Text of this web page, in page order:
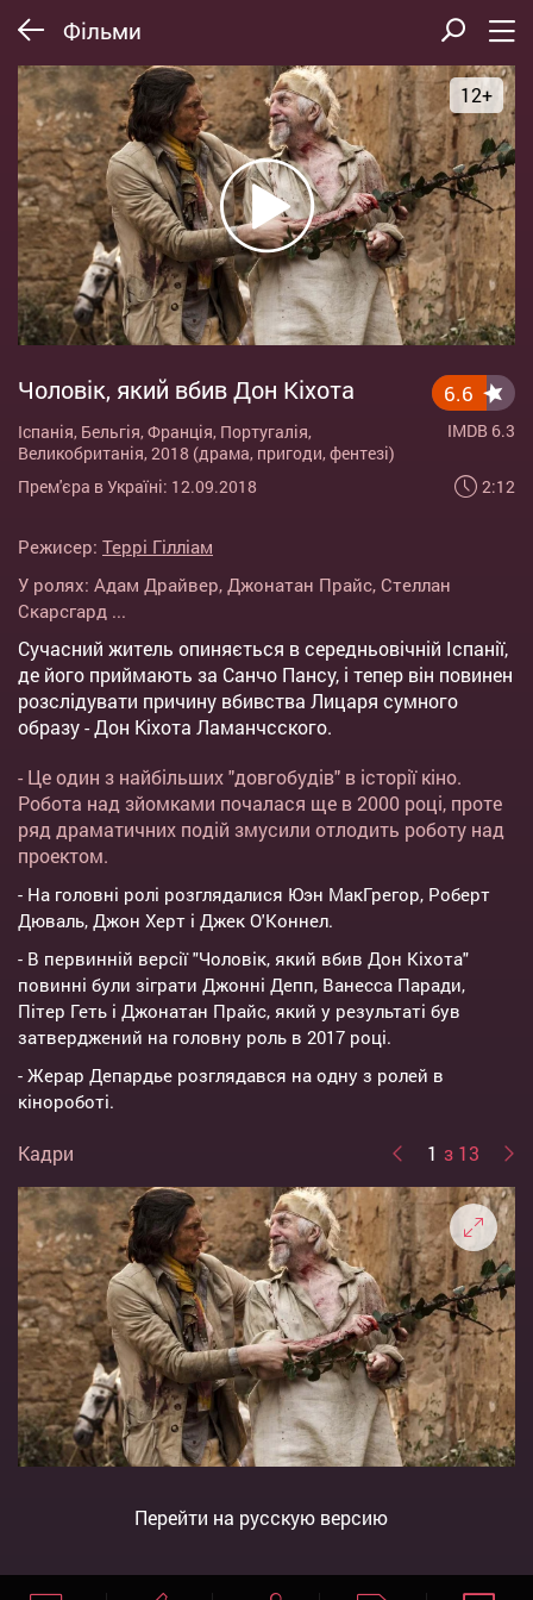
Фільми
12+
Чоловік, який вбив Дон Кіхота
Іспанія, Бельгія, Франція, Португалія,
Великобританія, 2018 (драма, пригоди, фентезі)
Прем'єра в Україні: 12.09.2018
6.6
IMDB 6.3
2:12
Режисер: Террі Гілліам
У ролях: Адам Драйвер, Джонатан Прайс, Стеллан
Скарсгард ...
Сучасний житель опиняється в середньовічній Іспанії,
де його приймають за Санчо Пансу, і тепер він повинен
розслідувати причину вбивства Лицаря сумного
образу - Дон Кіхота Ламанчсского.
- Це один з найбільших "довгобудів" в історії кіно.
Робота над зйомками почалася ще в 2000 році, проте
ряд драматичних подій змусили отлодить роботу над
проектом.
- На головні ролі розглядалися Юэн МакГрегор, Роберт
Дюваль, Джон Херт і Джек О'Коннел.
- В первинній версії "Чоловік, який вбив Дон Кіхота"
повинні були зіграти Джонні Депп, Ванесса Паради,
Пітер Геть і Джонатан Прайс, який у результаті був
затверджений на головну роль в 2017 році.
- Жерар Депардье розглядався на одну з ролей в
кінороботі.
Кадри 1 з 13
Перейти на русскую версию